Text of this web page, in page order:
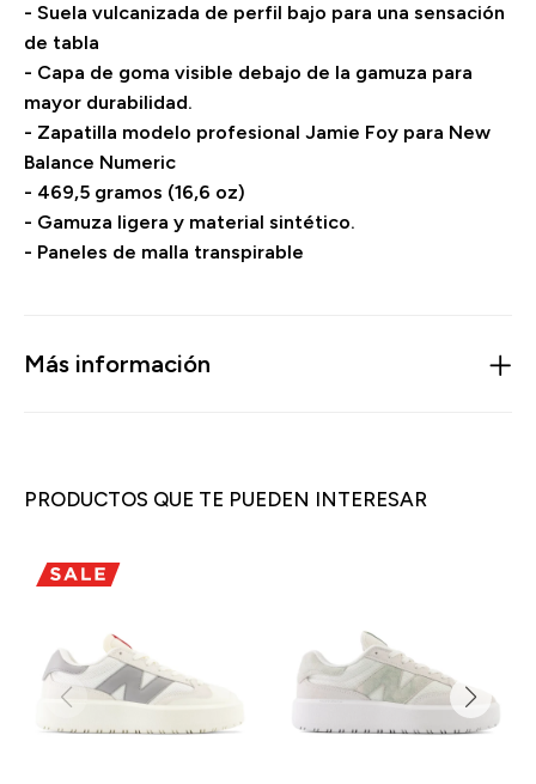
- Suela vulcanizada de perfil bajo para una sensación
de tabla
- Capa de goma visible debajo de la gamuza para
mayor durabilidad.
- Zapatilla modelo profesional Jamie Foy para New
Balance Numeric
- 469,5 gramos (16,6 oz)
- Gamuza ligera y material sintético.
- Paneles de malla transpirable
Más información
PRODUCTOS QUE TE PUEDEN INTERESAR